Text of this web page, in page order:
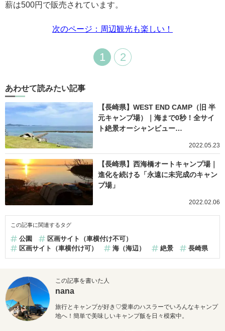
薪は500円で販売されています。
次のページ：周辺観光も楽しい！
1 2
あわせて読みたい記事
【長崎県】WEST END CAMP（旧 半
元キャンプ場）｜海まで0秒！全サイ
ト絶景オーシャンビュー…
2022.05.23
【長崎県】西海橋オートキャンプ場｜
進化を続ける「永遠に未完成のキャン
プ場」
2022.02.06
この記事に関連するタグ
公園
区画サイト（車横付け不可）
区画サイト（車横付け可）
海（海辺） 絶景 長崎県
この記事を書いた人
nana
旅行とキャンプが好き♡愛車のハスラーでいろんなキャンプ
地へ！簡単で美味しいキャンプ飯を日々模索中。